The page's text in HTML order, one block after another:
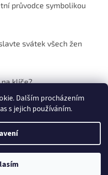
Dalším procházením
s jejich používáním.
průvodce symbolikou
svátek všech žen
klíče?
Shoptet
. Všechna práva vyhrazena.